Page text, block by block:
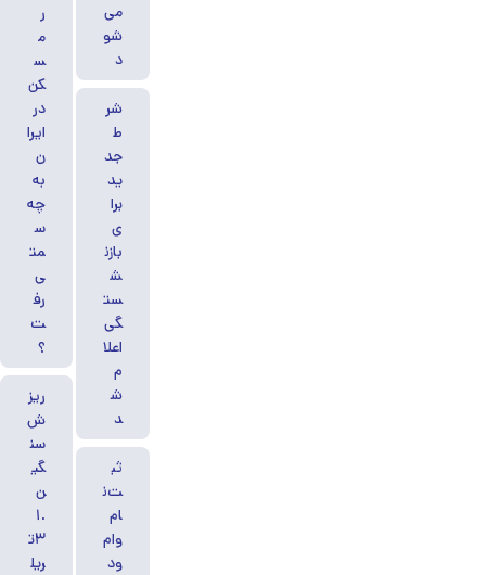
می‌
شو
د
شر
ط
جد
ید
برا
ی
بازن
ش
ست
گی
اعلا
م
ش
د
ثب
ت‌ن
ام
وام
ود
ر
م
س
کن
در
ایرا
ن
به
چه
س
مت
ی
رف
ت
؟
ریز
ش
سن
گی
ن
۱.
۳ت
ریل